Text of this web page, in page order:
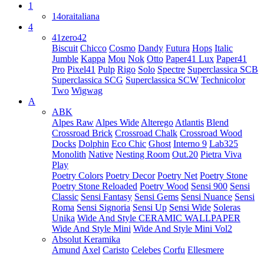
1
14oraitaliana
4
41zero42
Biscuit Chicco Cosmo Dandy Futura Hops Italic
Jumble Kappa Mou Nok Otto Paper41 Lux Paper41
Pro Pixel41 Pulp Rigo Solo Spectre Superclassica SCB
Superclassica SCG Superclassica SCW Technicolor
Two Wigwag
A
ABK
Alpes Raw Alpes Wide Alterego Atlantis Blend
Crossroad Brick Crossroad Chalk Crossroad Wood
Docks Dolphin Eco Chic Ghost Interno 9 Lab325
Monolith Native Nesting Room Out.20 Pietra Viva
Play
Poetry Colors Poetry Decor Poetry Net Poetry Stone
Poetry Stone Reloaded Poetry Wood Sensi 900 Sensi
Classic Sensi Fantasy Sensi Gems Sensi Nuance Sensi
Roma Sensi Signoria Sensi Up Sensi Wide Soleras
Unika Wide And Style CERAMIC WALLPAPER
Wide And Style Mini Wide And Style Mini Vol2
Absolut Keramika
Amund Axel Caristo Celebes Corfu Ellesmere